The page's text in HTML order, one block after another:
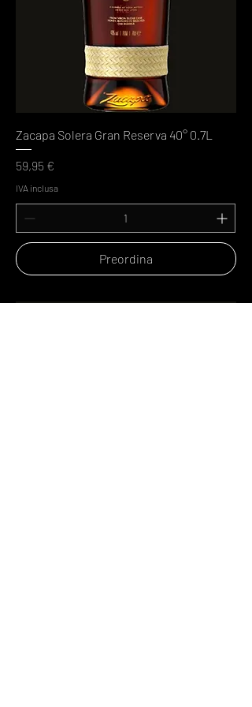
Zacapa Solera Gran Reserva 40° 0.7L
Prezzo
59,95 €
IVA inclusa
Preordina